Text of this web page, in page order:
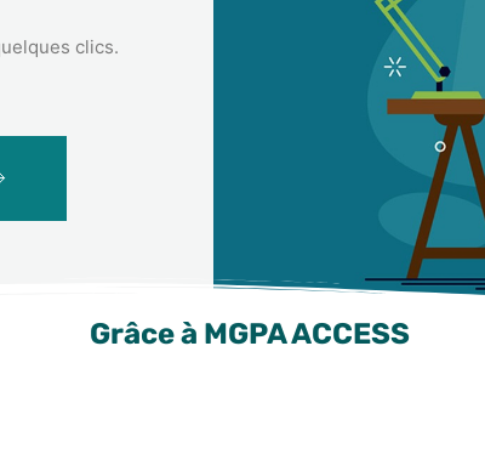
clics.
Grâce à MGPA ACCESS